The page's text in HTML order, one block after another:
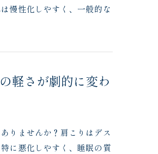
慢性化しやすく、一般的な
軽さが劇的に変わ
りませんか？肩こりはデス
に悪化しやすく、睡眠の質